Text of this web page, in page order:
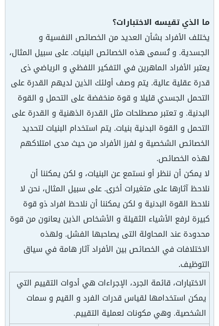
ما الذي تقيسه الاختبارات؟
يختلف الأفراد بشأن العديد من الخصائص النفسية و
الجسدية. و تُسمى هذه الخصائص البنيات. على سبيل المثال،
يعتبر الأفراد الماهرين في التفكير اللفظي و الرياضي ذى
قدرة عقلية عالية. يتم وصف أولئك الذين لديهم القدرة على
التحمل الجسدي قليلا و قوة منخفضة على التحمل و القوة
البدنية. و تعتبر مصطلحات مثل القدرة الذهنية و القدرة على
التحمل و القوة البدنية بنيات. يتم استخدام البنيات لتحديد
الخصائص الشخصية و لفرز الأفراد من حيث مدى امتلاكهم
لهذه الخصائص.
لا يمكن أن ننظر أو نستمع عن البنيات، و لكن يمكننا أن
نلاحظ آثارها على متغيرات أخرى. على سبيل المثال، نحن لا
نلاحظ القوة البدنية و لكن يمكننا أن نلاحظ افراد ذو قوة
كبيرة لرفع الأشياء الثقيلة و الأشخاص الذين يعانون من قوة
محدودة عند المحاولة التى يصاحبها الفشل. ولهذه
الاختلافات في الخصائص بين الأفراد آثار هامة في سياق
التوظيف.
الاختبارات، قائمة الجرد، الإجراءات هي أدوات التقييم التي
يمكن استخدامها لقياس قدرات الفرد و القيم و سمات
الشخصية. وهي مكونات لعملية التقييم.